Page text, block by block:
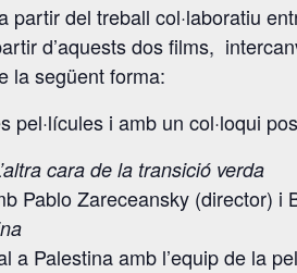
partir del treball col·laboratiu
d’aquests dos films,
la següent forma:
i amb un col·loqui
cara de la transició verda
Pablo Zareceansky (director) i
a Palestina amb l’equip de la